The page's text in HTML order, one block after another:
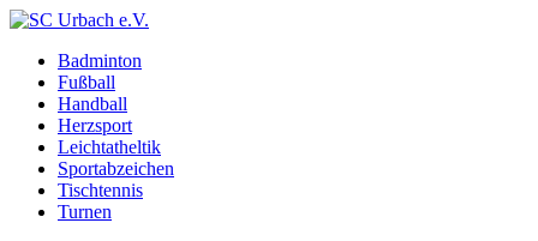
Badminton
Fußball
Handball
Herzsport
Leichtatheltik
Sportabzeichen
Tischtennis
Turnen